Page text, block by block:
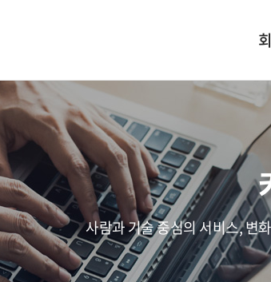
사람과 기술 중심의 서비스, 변